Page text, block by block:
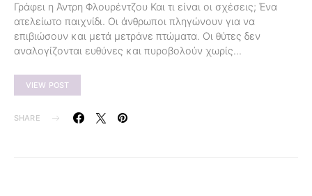
Γράφει η Άντρη Φλουρέντζου Και τι είναι οι σχέσεις; Ένα
ατελείωτο παιχνίδι. Οι άνθρωποι πληγώνουν για να
επιβιώσουν και μετά μετράνε πτώματα. Οι θύτες δεν
αναλογίζονται ευθύνες και πυροβολούν χωρίς…
VIEW POST
SHARE